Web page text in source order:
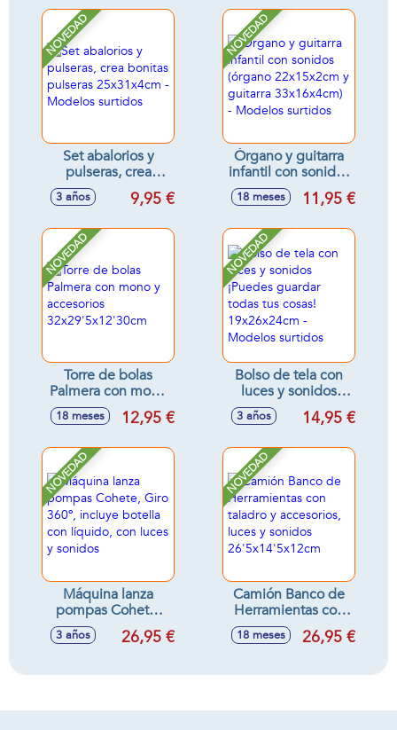
11x18x9cm -
Modelos surtidos
NOVEDAD
Set abalorios y
pulseras, crea
bonitas pulseras
25x31x4cm -
3 años 9,95 €
NOVEDAD
Órgano y guitarra
infantil con sonidos
(órgano
22x15x2cm y
33x16x4cm) -
Modelos surtidos
18 meses 11,95 €
NOVEDAD
Torre de bolas
Palmera con mono
y accesorios
32x29'5x12'30cm
18 meses 12,95 €
NOVEDAD
Bolso de tela con
luces y sonidos
¡Puedes guardar
todas tus cosas!
Modelos surtidos
3 años 14,95 €
NOVEDAD
Máquina lanza
pompas Cohete,
Giro 360º, incluye
botella con líquido,
3 años 26,95 €
NOVEDAD
Camión Banco de
Herramientas con
taladro y
accesorios, luces y
26'5x14'5x12cm
18 meses 26,95 €